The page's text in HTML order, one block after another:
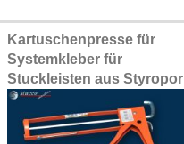
Kartuschenpresse für
Systemkleber für
Stuckleisten aus Styropor